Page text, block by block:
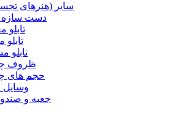
سایر (هنرهای
دست سازه
تابلو
تابلو
تابلو
ظروف
حجم های
وسایل
جعبه و